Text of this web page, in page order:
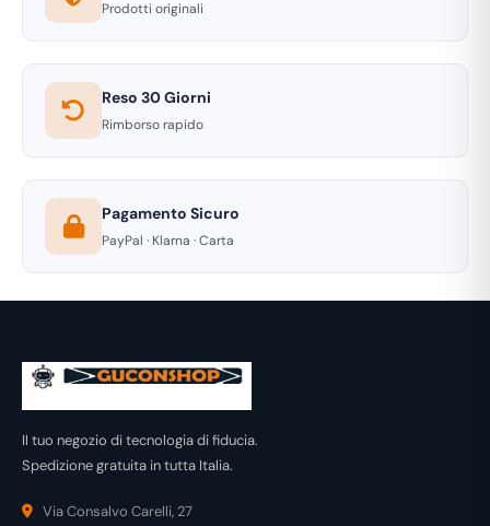
Prodotti originali
Reso 30 Giorni
Rimborso rapido
Pagamento Sicuro
PayPal · Klarna · Carta
Il tuo negozio di tecnologia di fiducia.
Spedizione gratuita in tutta Italia.
Via Consalvo Carelli, 27